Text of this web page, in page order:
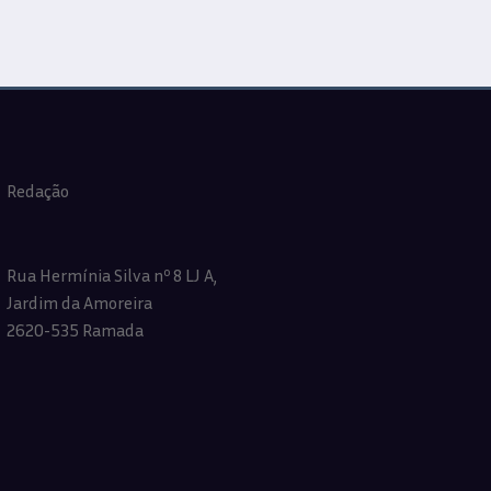
Redação
Rua Hermínia Silva nº 8 LJ A,
Jardim da Amoreira
2620-535 Ramada